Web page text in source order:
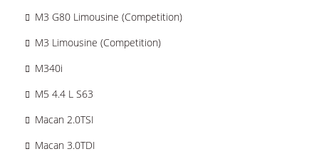
M3 G80 Limousine (Competition)
M3 Limousine (Competition)
M340i
M5 4.4 L S63
Macan 2.0TSI
Macan 3.0TDI